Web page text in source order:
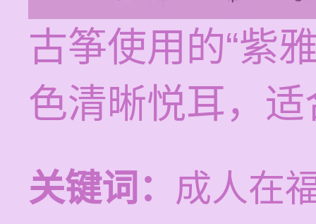
古筝使用的“紫
色清晰悦耳，
关键词： 成人在